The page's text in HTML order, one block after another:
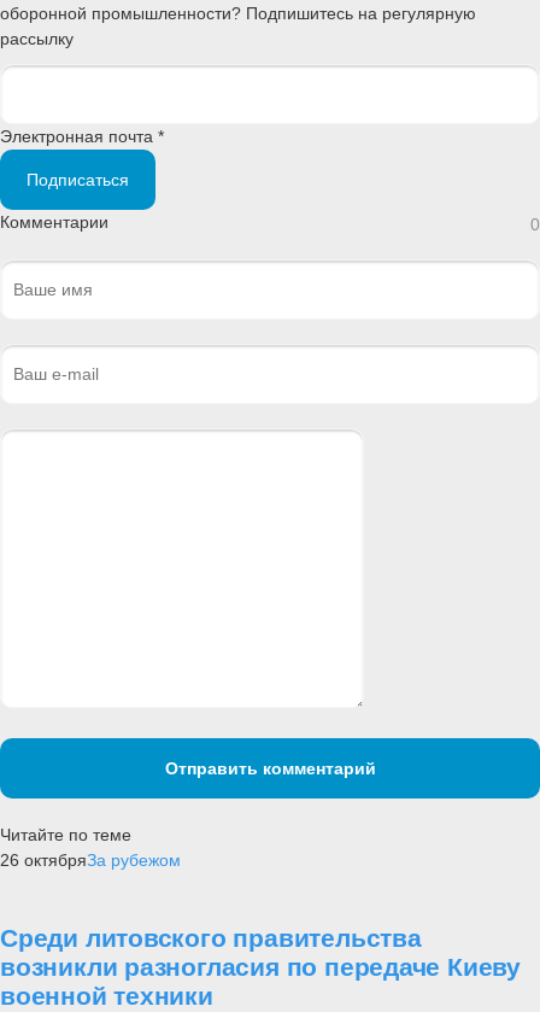
оборонной промышленности? Подпишитесь на регулярную
рассылку
Электронная почта *
Подписаться
Комментарии 0
Отправить комментарий
Читайте по теме
26 октябряЗа рубежом
Среди литовского правительства
возникли разногласия по передаче Киеву
военной техники